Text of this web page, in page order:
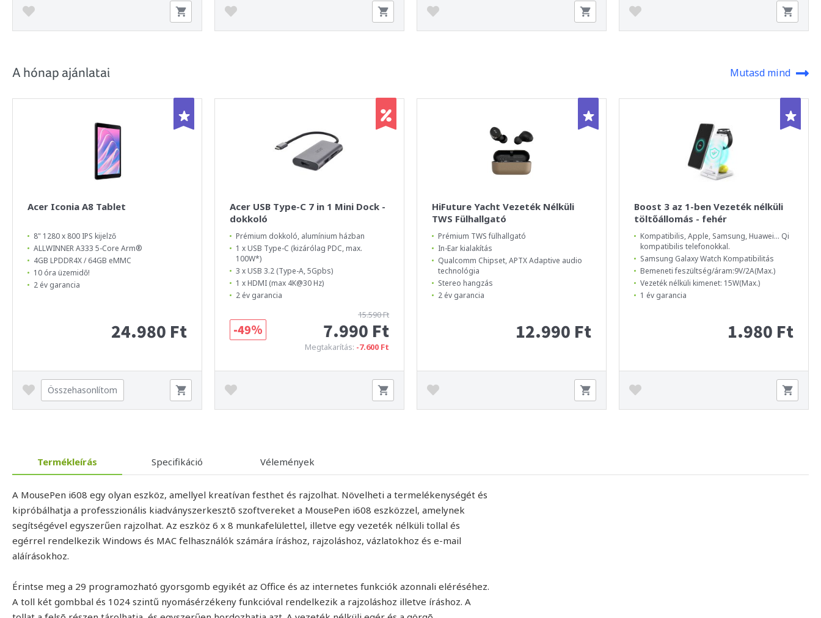
A hónap ajánlatai Mutasd mind
Acer Iconia A8 Tablet
8" 1280 x 800 IPS kijelző
ALLWINNER A333 5-Core Arm®
4GB LPDDR4X / 64GB eMMC
10 óra üzemidő!
2 év garancia
24.980 Ft
Összehasonlítom
Acer USB Type-C 7 in 1 Mini Dock -
dokkoló
Prémium dokkoló, alumínium házban
1 x USB Type-C (kizárólag PDC, max.
100W*)
3 x USB 3.2 (Type-A, 5Gpbs)
1 x HDMI (max 4K@30 Hz)
2 év garancia
15.590 Ft
7.990 Ft
Megtakarítás: -7.600 Ft
-49%
HiFuture Yacht Vezeték Nélküli
TWS Fülhallgató
Prémium TWS fülhallgató
In-Ear kialakítás
Qualcomm Chipset, APTX Adaptive audio
technológia
Stereo hangzás
2 év garancia
12.990 Ft
Boost 3 az 1-ben Vezeték nélküli
töltőállomás - fehér
Kompatibilis, Apple, Samsung, Huawei... Qi
kompatibilis telefonokkal.
Samsung Galaxy Watch Kompatibilitás
Bemeneti feszültség/áram:9V/2A(Max.)
Vezeték nélküli kimenet: 15W(Max.)
1 év garancia
1.980 Ft
Termékleírás Specifikáció Vélemények
A MousePen i608 egy olyan eszköz, amellyel kreatívan festhet és rajzolhat. Növelheti a termelékenységét és
kipróbálhatja a professzionális kiadványszerkesztõ szoftvereket a MousePen i608 eszközzel, amelynek
segítségével egyszerűen rajzolhat. Az eszköz 6 x 8 munkafelülettel, illetve egy vezeték nélküli tollal és
egérrel rendelkezik Windows és MAC felhasználók számára íráshoz, rajzoláshoz, vázlatokhoz és e-mail
aláírásokhoz.
Érintse meg a 29 programozható gyorsgomb egyikét az Office és az internetes funkciók azonnali eléréséhez.
A toll két gombbal és 1024 szintű nyomásérzékeny funkcióval rendelkezik a rajzoláshoz illetve íráshoz. A